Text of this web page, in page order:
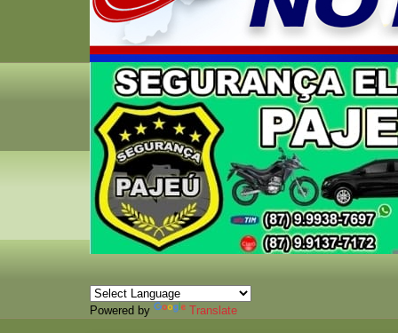
Powered by Translate